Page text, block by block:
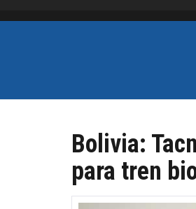
Bolivia:
para tren